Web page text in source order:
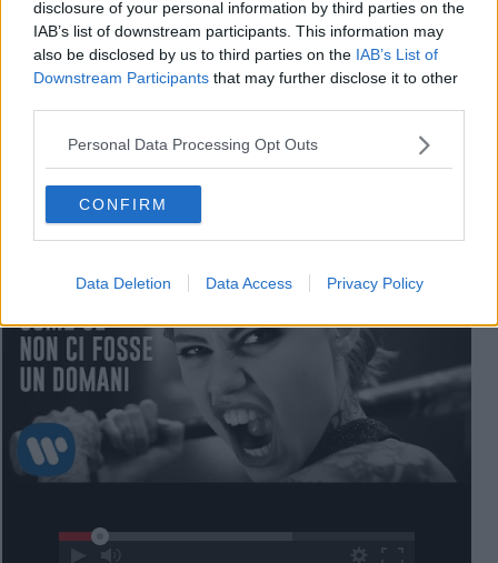
disclosure of your personal information by third parties on the
IAB’s list of downstream participants. This information may
also be disclosed by us to third parties on the IAB’s List of
Downstream Participants that may further disclose it to other
Personal Data Processing Opt Outs
CONFIRM
Data Deletion Data Access Privacy Policy